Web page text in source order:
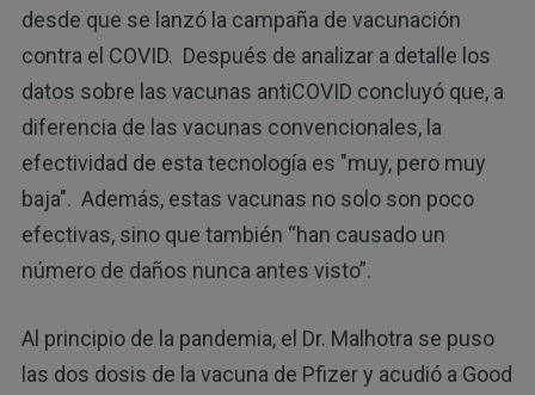
desde que se lanzó la campaña de vacunación
contra el COVID. Después de analizar a detalle los
datos sobre las vacunas antiCOVID concluyó que, a
diferencia de las vacunas convencionales, la
efectividad de esta tecnología es "muy, pero muy
baja". Además, estas vacunas no solo son poco
efectivas, sino que también “han causado un
número de daños nunca antes visto”.
Al principio de la pandemia, el Dr. Malhotra se puso
las dos dosis de la vacuna de Pfizer y acudió a Good